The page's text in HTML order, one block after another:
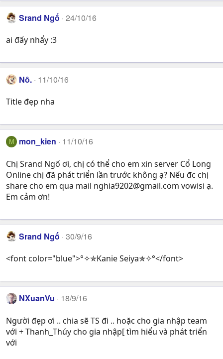
Srand Ngố 24/10/16
ai đấy nhẩy :3
Nô. 11/10/16
Title đẹp nha
M mon_kien 11/10/16
Chị Srand Ngố ơi, chị có thể cho em xin server Cổ Long
Online chị đã phát triển lần trước không ạ? Nếu đc chị
share cho em qua mail nghia9202@gmail.com vowisi ạ.
Em cảm ơn!
Srand Ngố 30/9/16
<font color="blue">°✧✯Kanie Seiya✯✧°</font>
NXuanVu 18/9/16
Người đẹp ơi .. chia sẽ TS đi .. hoặc cho gia nhập team
với + Thanh_Thúy cho gia nhập[ tìm hiểu và phát triển
với